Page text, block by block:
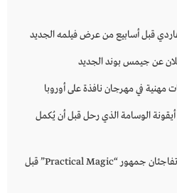
قبل أسابيع من عرض فيلمه الجديد
عن جيمس بوند الجديد
الوسامة الذي رحل قبل أن يُكمل
ساندرا بولوك ونيكول كيدمان تفاجئان جمهور “Practical Magic” قبل